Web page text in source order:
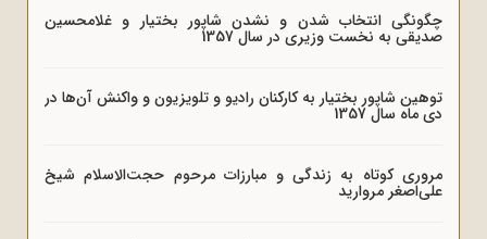
چگونگی انتخاب شدن و نشدن شاپور بختیار و غلامحسین
صدیقی به نخست وزیری در سال 1357
توهین شاپور بختیار به کارکنان رادیو و تلویزیون و واکنش آن‌ها در
دی ماه سال 1357
مروری کوتاه به زندگی و مبارزات مرحوم حجت‌الاسلام شیخ
علی‌اصغر مروارید